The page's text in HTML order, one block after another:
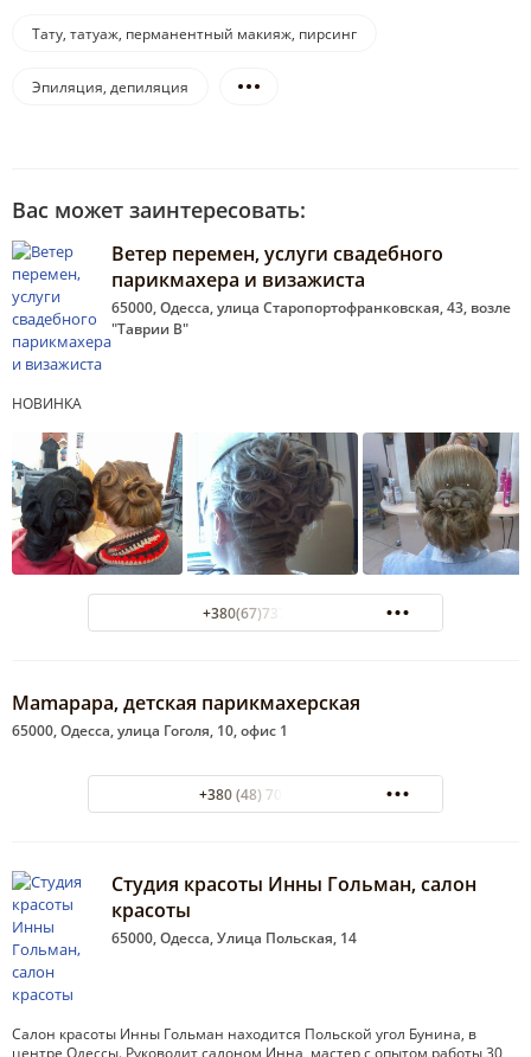
Тату, татуаж, перманентный макияж, пирсинг
Эпиляция, депиляция
Вас может заинтересовать:
Ветер перемен, услуги свадебного
парикмахера и визажиста
65000, Одесса, улица Старопортофранковская, 43, возле
"Таврии В"
НОВИНКА
+380(67)737-48-91
Mamapapa, детская парикмахерская
65000, Одесса, улица Гоголя, 10, офис 1
+380 (48) 701-28-89
Студия красоты Инны Гольман, салон
красоты
65000, Одесса, Улица Польская, 14
Салон красоты Инны Гольман находится Польской угол Бунина, в